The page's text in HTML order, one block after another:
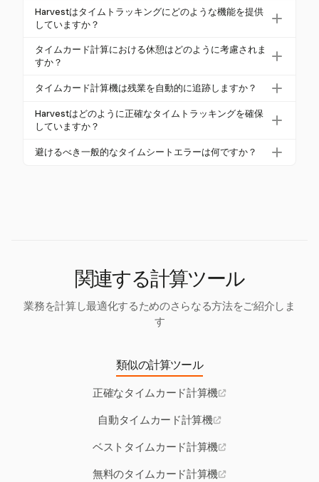
す。通常、24時間形式を使用し、15分を0.25時間に
変換するなど、給与プロセスを効率化します。
はい、Harvestのような一部の計算機は、タスクやプ
ロジェクトごとに異なる請求可能な料金を設定する
柔軟性は、さまざまな従業員の役割や給与構造を持
つ企業にとって重要です。
Harvestはタイムトラッキングにどのような機能を提供
していますか？
Harvestは、軍用時間形式と小数時間形式に対応した
柔軟な時間入力オプションを提供します。また、複
た詳細な時間レポートを生成します。
タイムカード計算における休憩はどのように考慮されま
すか？
FLSAのガイドラインに従い、短い休憩（20分以内）
は無給です。計算機は、これらが合計労働時間に正
確に反映されるようにします。
タイムカード計算機は残業を自動的に追跡しますか？
はい、高度な計算機は、労働週に40時間を超えて働
いた時間を1.5倍の通常の給与率で計算することで、
Harvestはどのように正確なタイムトラッキングを確保
していますか？
Harvestは、電子タイムトラッキングによりエラーを
避けるべき一般的なタイムシートエラーは何ですか？
関連する計算ツール
業務を計算し最適化するためのさらなる方法をご紹介しま
す
類似の計算ツール
正確なタイムカード計算機
自動タイムカード計算機
ベストタイムカード計算機
無料のタイムカード計算機